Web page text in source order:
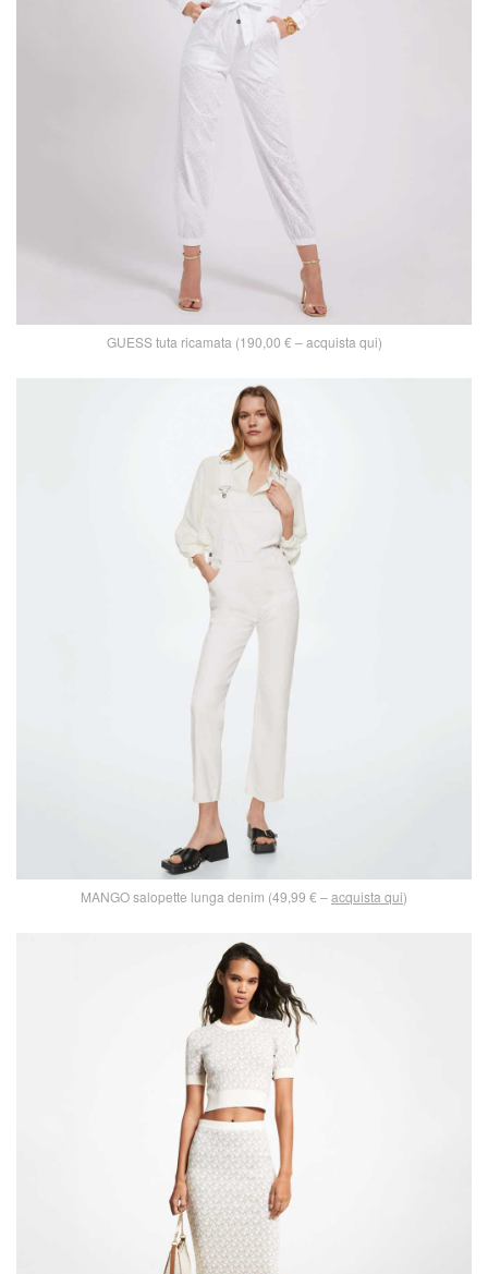
GUESS tuta ricamata (190,00 € – acquista qui)
MANGO salopette lunga denim (49,99 € –acquista qui)